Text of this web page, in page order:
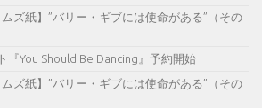
ムズ紙】”バリー・ギブには使命がある”（その
『You Should Be Dancing』予約開始
ムズ紙】”バリー・ギブには使命がある”（その